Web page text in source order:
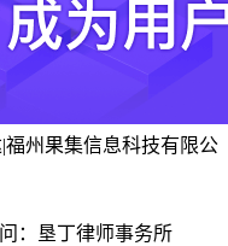
|福州果集信息科技有限公
：垦丁律师事务所